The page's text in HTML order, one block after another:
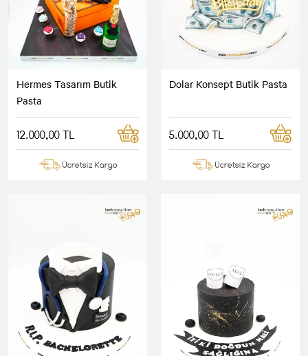
Hermes Tasarım Butik
Pasta
12.000,00 TL
Ücretsiz Kargo
Dolar Konsept Butik Pasta
5.000,00 TL
Ücretsiz Kargo